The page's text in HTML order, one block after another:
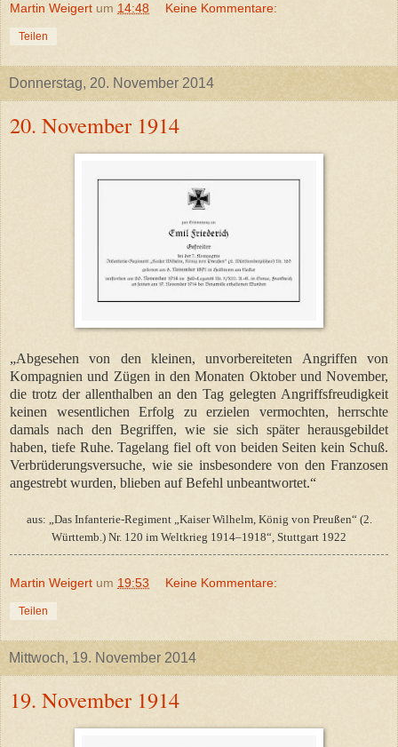
Martin Weigert um 14:48 Keine Kommentare:
Teilen
Donnerstag, 20. November 2014
20. November 1914
„Abgesehen von den kleinen, unvorbereiteten Angriffen von
Kompagnien und Zügen in den Monaten Oktober und November,
die trotz der allenthalben an den Tag gelegten Angriffsfreudigkeit
keinen wesentlichen Erfolg zu erzielen vermochten, herrschte
damals nach den Begriffen, wie sie sich später herausgebildet
haben, tiefe Ruhe. Tagelang fiel oft von beiden Seiten kein Schuß.
Verbrüderungsversuche, wie sie insbesondere von den Franzosen
angestrebt wurden, blieben auf Befehl unbeantwortet.“
aus: „Das Infanterie-Regiment „Kaiser Wilhelm, König von Preußen“ (2.
Württemb.) Nr. 120 im Weltkrieg 1914–1918“, Stuttgart 1922
Martin Weigert um 19:53 Keine Kommentare:
Teilen
Mittwoch, 19. November 2014
19. November 1914